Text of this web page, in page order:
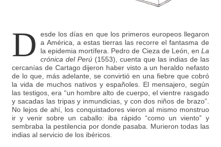
D
esde los días en que los primeros europeos llegaron
a América, a estas tierras las recorre el fantasma de
la epidemia mortífera. Pedro de Cieza de León, en La
crónica del Perú (1553), cuenta que las indias de las
cercanías de Cartago dijeron haber visto a un heraldo nefasto
de lo que, más adelante, se convirtió en una fiebre que cobró
la vida de muchos nativos y españoles. El mensajero, según
las testigos, era “un hombre alto de cuerpo, el vientre rasgado
y sacadas las tripas y inmundicias, y con dos niños de brazo”.
No lejos de ahí, los conquistadores vieron al mismo monstruo
ir y venir sobre un caballo: iba rápido “como un viento” y
sembraba la pestilencia por donde pasaba. Murieron todas las
indias al servicio de los ibéricos.